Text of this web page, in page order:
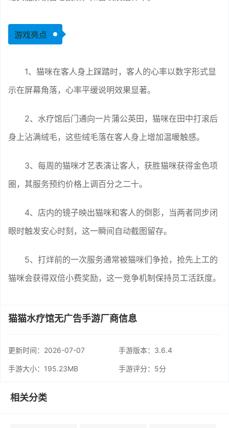
游戏亮点
1、猫咪在客人身上踩踏时，客人的心率以数字形式显
示在屏幕角落，心率平缓说明效果显著。
2、水疗馆后门通向一片蒲公英田，猫咪在田中打滚后
身上沾满绒毛，这些绒毛落在客人身上增加温暖触感。
3、每周的猫咪才艺表演让客人，获胜猫咪获得金色项
圈，其服务预约价格上调百分之二十。
4、店内的镜子映出猫咪和客人的倒影，当两者同步闭
眼时触发安心时刻，这一瞬间自动截图留存。
5、打烊前的一次服务通常被猫咪们争抢，抢先上工的
猫咪会获得双倍小费奖励，这一竞争机制保持员工活跃度。
猫猫水疗馆无广告手游厂商信息
更新时间： 2026-07-07 手游版本：3.6.4
手游大小：195.23MB 手游评分： 5分
相关分类